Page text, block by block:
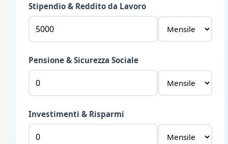
Stipendio & Reddito da Lavoro
Pensione & Sicurezza Sociale
Investimenti & Risparmi